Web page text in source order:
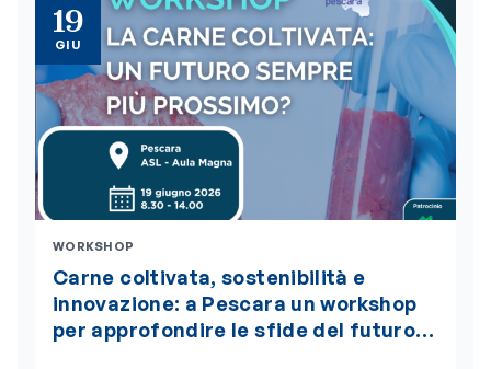
19
GIU
WORKSHOP
Carne coltivata, sostenibilità e
innovazione: a Pescara un workshop
per approfondire le sfide del futuro